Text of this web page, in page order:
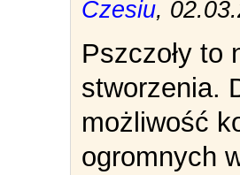
Czesiu,
Pszczoły to
stworzenia.
możliwość
ogromnych